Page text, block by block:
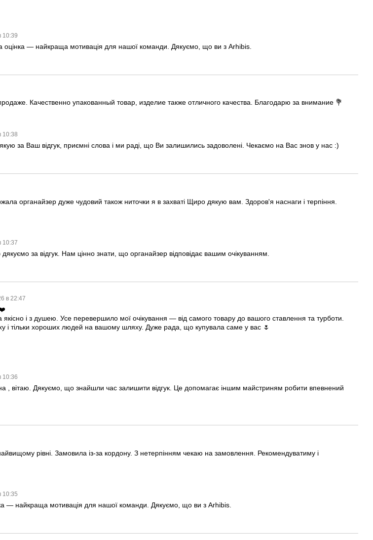
10:39
— найкраща мотивація для нашої команди. Дякуємо, що ви з Arhibis.
Качественно упакованный товар, изделие также отличного качества. Благодарю за внимание 💐
10:38
за Ваш відгук, приємні слова і ми раді, що Ви залишились задоволені. Чекаємо на Вас знов у нас :)
органайзер дуже чудовий також ниточки я в захваті Щиро дякую вам. Здоров'я наснаги і терпіння.
10:37
за відгук. Нам цінно знати, що органайзер відповідає вашим очікуванням.
в 22:47
і з душею. Усе перевершило мої очікування — від самого товару до вашого ставлення та турботи.
і тільки хороших людей на вашому шляху. Дуже рада, що купувала саме у вас 🌷
10:36
, вітаю. Дякуємо, що знайшли час залишити відгук. Це допомагає іншим майстриням робити впевнений
рівні. Замовила із-за кордону. З нетерпінням чекаю на замовлення. Рекомендуватиму і
10:35
— найкраща мотивація для нашої команди. Дякуємо, що ви з Arhibis.